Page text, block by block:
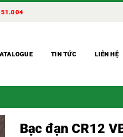
TIN TỨC LIÊN HỆ
Bạc đạn CR12